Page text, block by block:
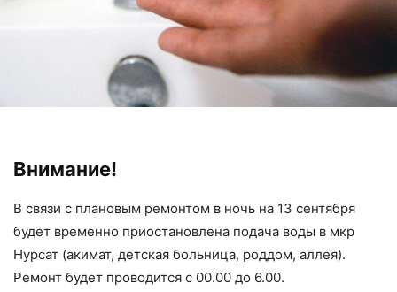
Внимание!
В связи с плановым ремонтом в ночь на 13 сентября
будет временно приостановлена подача воды в мкр
Нурсат (акимат, детская больница, роддом, аллея).
Ремонт будет проводится с 00.00 до 6.00.